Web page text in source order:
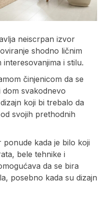
neiscrpan izvor
shodno ličnim
i stilu.
činjenicom da se
svakodnevo
koji bi trebalo da
svojih prethodnih
kada je bilo koji
bele tehnike i
da se bira
posebno kada su dizajn